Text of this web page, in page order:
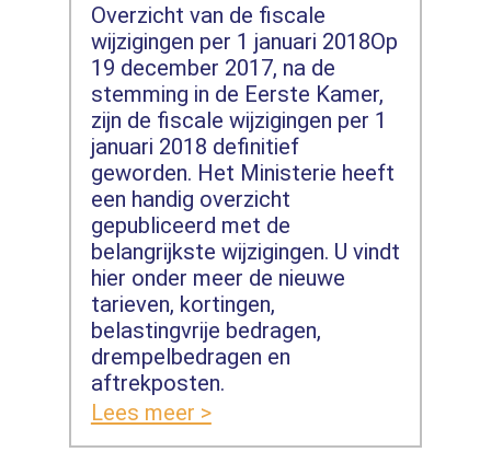
Overzicht van de fiscale
wijzigingen per 1 januari 2018Op
19 december 2017, na de
stemming in de Eerste Kamer,
zijn de fiscale wijzigingen per 1
januari 2018 definitief
geworden. Het Ministerie heeft
een handig overzicht
gepubliceerd met de
belangrijkste wijzigingen. U vindt
hier onder meer de nieuwe
tarieven, kortingen,
belastingvrije bedragen,
drempelbedragen en
aftrekposten.
Lees meer >